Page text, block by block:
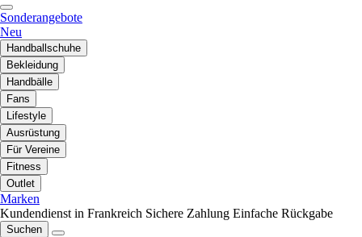
Sonderangebote
Neu
Handballschuhe
Bekleidung
Handbälle
Fans
Lifestyle
Ausrüstung
Für Vereine
Fitness
Outlet
Marken
Kundendienst in Frankreich Sichere Zahlung Einfache Rückgabe
Suchen